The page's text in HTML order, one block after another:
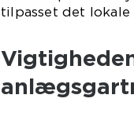
tilpasset det lokale